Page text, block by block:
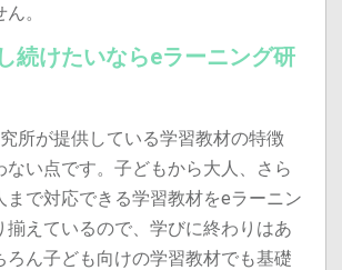
。
続けたいならeラーニング研
所が提供している学習教材の特徴
い点です。 子どもから大人、さら
まで対応できる学習教材をeラーニン
揃えているので、学びに終わりはあ
ろん子ども向けの学習教材でも基礎